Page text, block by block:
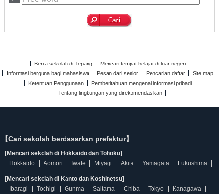
Berita sekolah di Jepang
Mencari tempat belajar di luar negeri
Informasi berguna bagi mahasiswa
Pesan dari senior Pencarian daftar
Site map
Ketentuan Penggunaan
Pemberitahuan mengenai informasi pribadi
Tentang lingkungan yang direkomendasikan
【Cari sekolah berdasarkan prefektur】
[Mencari sekolah di Hokkaido dan Tohoku]
Hokkaido
Aomori Iwate Miyagi Akita Yamagata Fukushima
[Mencari sekolah di Kanto dan Koshinetsu]
Ibaragi
Tochigi Gunma Saitama Chiba Tokyo
Kanagawa